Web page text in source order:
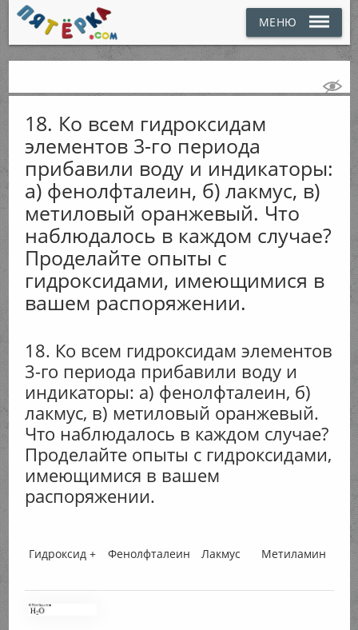
МЕНЮ
18. Ко всем гидроксидам
элементов 3-го периода
прибавили воду и индикаторы:
а) фенолфталеин, б) лакмус, в)
метиловый оранжевый. Что
наблюдалось в каждом случае?
Проделайте опыты с
гидроксидами, имеющимися в
вашем распоряжении.
18. Ко всем гидроксидам элементов
3-го периода прибавили воду и
индикаторы: а) фенолфталеин, б)
лакмус, в) метиловый оранжевый.
Что наблюдалось в каждом случае?
Проделайте опыты с гидроксидами,
имеющимися в вашем
распоряжении.
Гидроксид + Фенолфталеин Лакмус Метиламин